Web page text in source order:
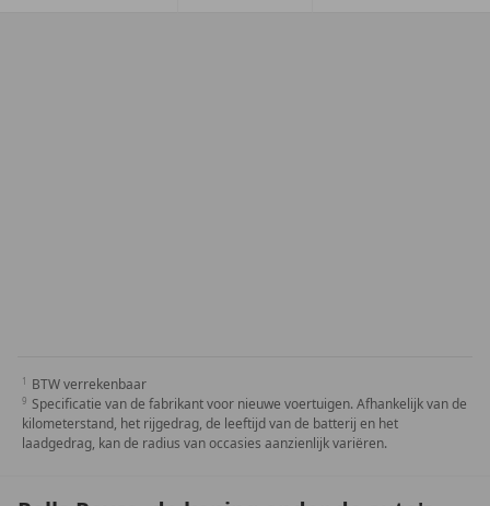
BTW verrekenbaar
Specificatie van de fabrikant voor nieuwe voertuigen. Afhankelijk van de
kilometerstand, het rijgedrag, de leeftijd van de batterij en het
laadgedrag, kan de radius van occasies aanzienlijk variëren.